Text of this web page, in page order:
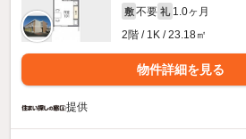
敷 不要 礼 1.0ヶ月
2階 / 1K / 23.18㎡
物件詳細を見る
提供